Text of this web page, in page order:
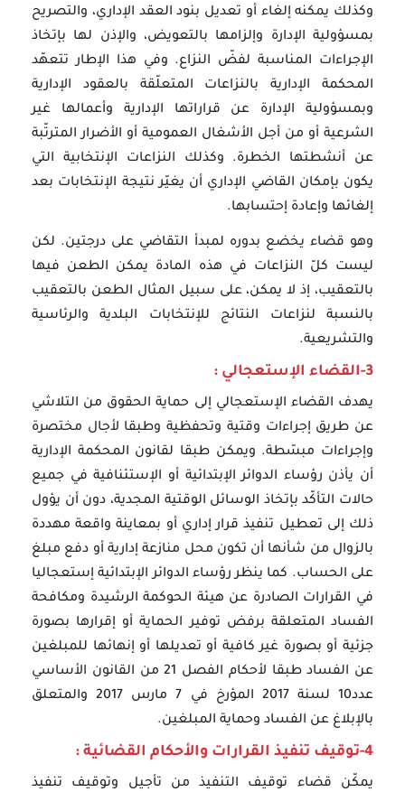
وكذلك يمكنه إلغاء أو تعديل بنود العقد الإداري، والتصريح
بمسؤولية الإدارة وإلزامها بالتعويض، والإذن لها بإتخاذ
الإجراءات المناسبة لفضّ النزاع. وفي هذا الإطار تتعهّد
المحكمة الإدارية بالنزاعات المتعلّقة بالعقود الإدارية
وبمسؤولية الإدارة عن قراراتها الإدارية وأعمالها غير
الشرعية أو من أجل الأشغال العمومية أو الأضرار المترتّبة
عن أنشطتها الخطرة. وكذلك النزاعات الإنتخابية التي
يكون بإمكان القاضي الإداري أن يغيّر نتيجة الإنتخابات بعد
إلغائها وإعادة إحتسابها.
وهو قضاء يخضع بدوره لمبدأ التقاضي على درجتين. لكن
ليست كلّ النزاعات في هذه المادة يمكن الطعن فيها
بالتعقيب، إذ لا يمكن، على سبيل المثال الطعن بالتعقيب
بالنسبة لنزاعات النتائج للإنتخابات البلدية والرئاسية
والتشريعية.
3-القضاء الإستعجالي :
يهدف القضاء الإستعجالي إلى حماية الحقوق من التلاشي
عن طريق إجراءات وقتية وتحفظية وطبقا لأجال مختصرة
وإجراءات مبسّطة. ويمكن طبقا لقانون المحكمة الإدارية
أن يأذن رؤساء الدوائر الإبتدائية أو الإستئنافية في جميع
حالات التأكّد بإتخاذ الوسائل الوقتية المجدية، دون أن يؤول
ذلك إلى تعطيل تنفيذ قرار إداري أو بمعاينة واقعة مهددة
بالزوال من شأنها أن تكون محل منازعة إدارية أو دفع مبلغ
على الحساب. كما ينظر رؤساء الدوائر الإبتدائية إستعجاليا
في القرارات الصادرة عن هيئة الحوكمة الرشيدة ومكافحة
الفساد المتعلقة برفض توفير الحماية أو إقرارها بصورة
جزئية أو بصورة غير كافية أو تعديلها أو إنهائها للمبلغين
عن الفساد طبقا لأحكام الفصل 21 من القانون الأساسي
عدد10 لسنة 2017 المؤرخ في 7 مارس 2017 والمتعلق
بالإبلاغ عن الفساد وحماية المبلغين.
4-توقيف تنفيذ القرارات والأحكام القضائية :
يمكّن قضاء توقيف التنفيذ من تأجيل وتوقيف تنفيذ